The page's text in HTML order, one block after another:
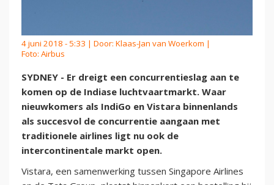
4 juni 2018 - 5:33 | Door: Klaas-Jan van Woerkom |
Foto: Airbus
SYDNEY - Er dreigt een concurrentieslag aan te
komen op de Indiase luchtvaartmarkt. Waar
nieuwkomers als IndiGo en Vistara binnenlands
als succesvol de concurrentie aangaan met
traditionele airlines ligt nu ook de
intercontinentale markt open.
Vistara, een samenwerking tussen Singapore Airlines